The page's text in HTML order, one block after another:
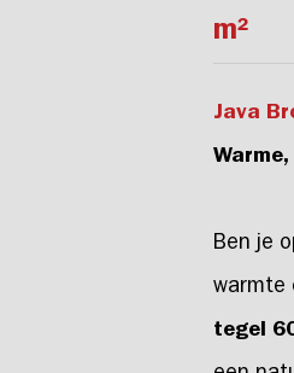
m²
Java
Ben je
warmte
tegel